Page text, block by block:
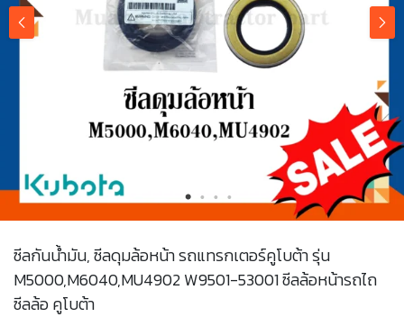
ซีลกันน้ำมัน, ซีลดุมล้อหน้า รถแทรกเตอร์คูโบต้า รุ่น
M5000,M6040,MU4902 W9501-53001 ซีลล้อหน้ารถไถ
ซีลล้อ คูโบต้า